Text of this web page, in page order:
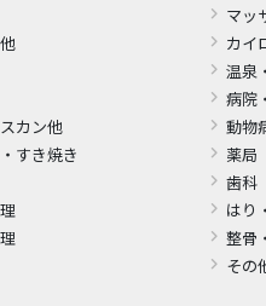
カン他
すき焼き
マッ
カイ
温泉
病院
動物
薬局
歯科
はり
整骨
その